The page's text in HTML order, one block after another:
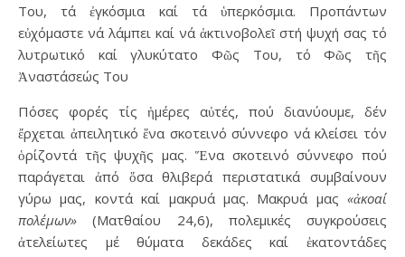
Του, τά ἐγκόσμια καί τά ὑπερκόσμια. Προπάντων
εὐχόμαστε νά λάμπει καί νά ἀκτινοβολεῖ στή ψυχή σας τό
λυτρωτικό καί γλυκύτατο Φῶς Του, τό Φῶς τῆς
Ἀναστάσεώς Του
Πόσες φορές τίς ἡμέρες αὐτές, πού διανύουμε, δέν
ἔρχεται ἀπειλητικό ἕνα σκοτεινό σύννεφο νά κλείσει τόν
ὁρίζοντά τῆς ψυχῆς μας. Ἕνα σκοτεινό σύννεφο πού
παράγεται ἀπό ὅσα θλιβερά περιστατικά συμβαίνουν
γύρω μας, κοντά καί μακρυά μας. Μακρυά μας «ἀκοαί
πολέμων» (Ματθαίου 24,6), πολεμικές συγκρούσεις
ἀτελείωτες μέ θύματα δεκάδες καί ἑκατοντάδες